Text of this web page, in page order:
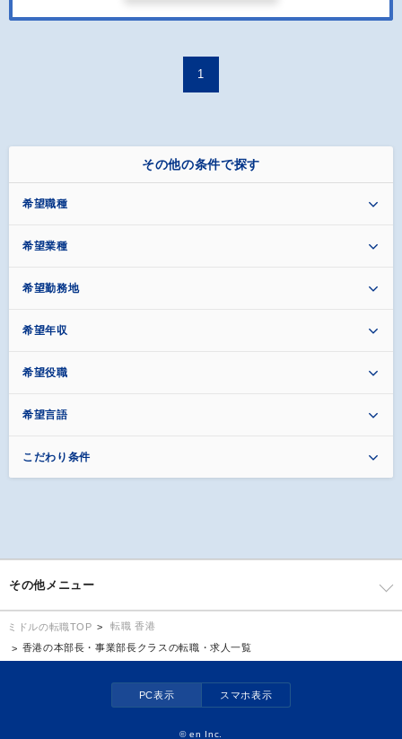
1
その他の条件で探す
希望職種
希望業種
希望勤務地
希望年収
希望役職
希望言語
こだわり条件
その他メニュー
ミドルの転職TOP
転職 香港
香港の本部長・事業部長クラスの転職・求人一覧
PC表示 スマホ表示
©en Inc.